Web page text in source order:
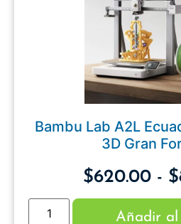
Bambu Lab A2L
3D Gran
$620.00 - $
Añadir